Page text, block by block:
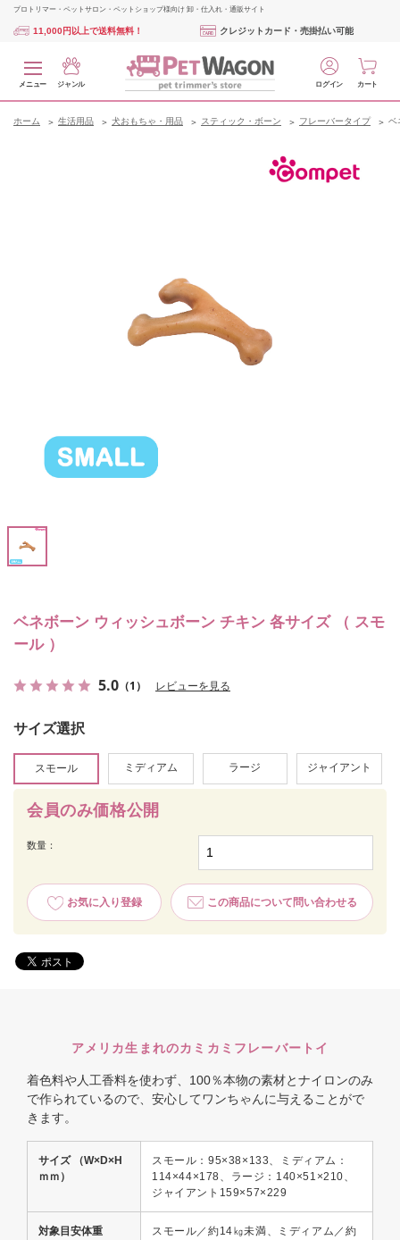
プロトリマー・ペットサロン・ペットショップ様向け 卸・仕入れ・通販サイト
11,000円以上で送料無料！ クレジットカード・売掛払い可能
メニュー ジャンル ログイン カート
ホーム 生活用品 犬おもちゃ・用品 スティック・ボーン フレーバータイプ ベ
ベネボーン ウィッシュボーン チキン 各サイズ （ スモ
ール ）
5.0 （1） レビューを見る
会員のみ価格公開
数量：
お気に入り登録 この商品について問い合わせる
サイズ選択
スモール ミディアム ラージ ジャイアント
アメリカ生まれのカミカミフレーバートイ
着色料や人工香料を使わず、100％本物の素材とナイロンのみ
で作られているので、安心してワンちゃんに与えることがで
きます。
サイズ （W×D×H
ｍｍ）
スモール：95×38×133、ミディアム：
114×44×178、ラージ：140×51×210、
ジャイアント159×57×229
対象目安体重
スモール／約14㎏未満、ミディアム／約